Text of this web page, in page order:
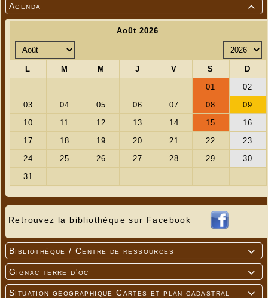

Agenda
Retrouvez la bibliothèque sur Facebook

Bibliothèque / Centre de ressources

Gignac terre d'oc

Situation géographique Cartes et plan cadastral